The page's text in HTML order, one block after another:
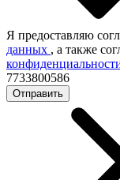
Я предоставляю
данных , а также
7733800586
Отправить